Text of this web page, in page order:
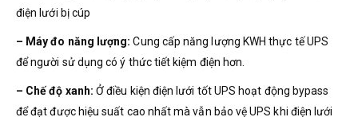
điện lưới bị cúp
– Máy đo năng lượng: Cung cấp năng lượng KWH thực tế UPS
để người sử dụng có ý thức tiết kiệm điện hơn.
– Chế độ xanh: Ở điều kiện điện lưới tốt UPS hoạt động bypass
để đạt được hiệu suất cao nhất mà vẫn bảo vệ UPS khi điện lưới